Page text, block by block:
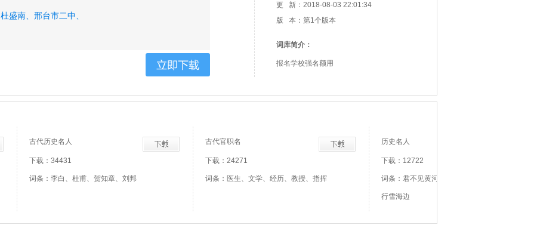
杜盛南、 邢台市二中、
更 新：2018-08-03 22:01:34
版 本：第1个版本
词库简介：
报名学校强名额用
古代历史名人
下载：34431
词条：李白、杜甫、贺知章、刘邦
古代官职名
下载：24271
词条：医生、文学、经历、教授、指挥
历史名人
下载：12722
词条：君不见黄河之水天上来、君不见走马川
行雪海边